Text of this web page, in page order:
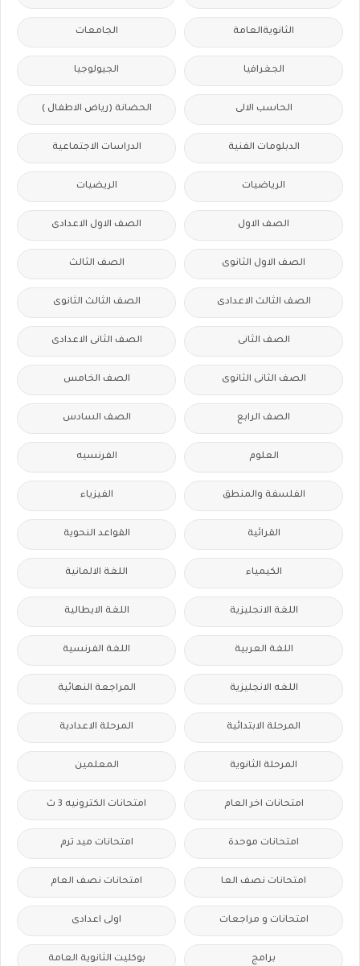
الثانويةالعامة الجامعات
الجغرافيا الجيولوجيا
الحاسب الالى الحضانة (رياض الاطفال )
الدبلومات الفنية الدراسات الاجتماعية
الرياضيات الريضيات
الصف الاول الصف الاول الاعدادى
الصف الاول الثانوى الصف الثالث
الصف الثالث الاعدادى الصف الثالث الثانوى
الصف الثانى الصف الثانى الاعدادى
الصف الثانى الثانوى الصف الخامس
الصف الرابع الصف السادس
العلوم الفرنسيه
الفلسفة والمنطق الفيزياء
القرائية القواعد النحوية
الكيمياء اللغة الالمانية
اللغة الانجليزية اللغة الايطالية
اللغة العربية اللغة الفرنسية
اللغه الانجليزية المراجعة النهائية
المرحلة الابتدائية المرحلة الاعدادية
المرحلة الثانوية المعلمين
امتحانات اخر العام امتحانات الكترونيه 3 ث
امتحانات موحدة امتحانات ميد ترم
امتحانات نصف العا امتحانات نصف العام
امتحانات و مراجعات اولى اعدادى
برامج بوكليت الثانوية العامة